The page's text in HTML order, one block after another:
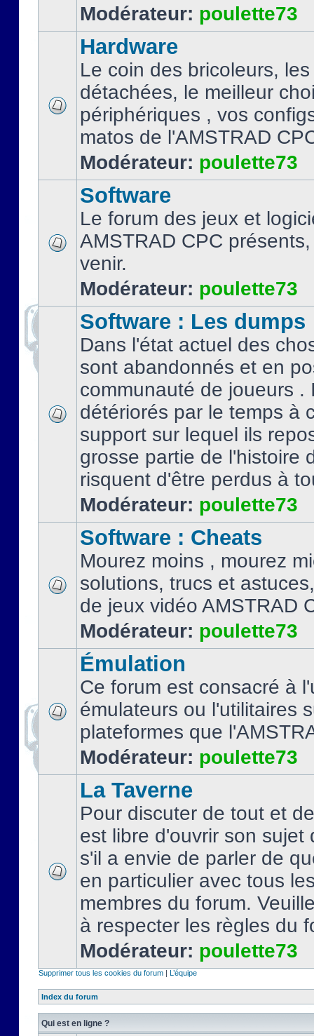
Modérateur: poulette73
Hardware
Le coin des bricoleurs,
détachées, le meilleur
périphériques , vos
matos de l'AMSTRAD
Modérateur: poulette73
Software
Le forum des jeux et
AMSTRAD CPC
venir.
Modérateur: poulette73
Software : Les dumps
Dans l'état actuel des
sont abandonnés et en
communauté de joueurs .
détériorés par le temps à
support sur lequel ils
grosse partie de l'histoire
risquent d'être perdus à
Modérateur: poulette73
Software : Cheats
Mourez moins , mourez
solutions, trucs et
de jeux vidéo AMSTRAD
Modérateur: poulette73
Émulation
Ce forum est consacré à
émulateurs ou l'utilitaires
plateformes que
Modérateur: poulette73
La Taverne
Pour discuter de tout et
est libre d'ouvrir son sujet
s'il a envie de parler de
en particulier avec tous
membres du forum.
à respecter les règles du
Modérateur: poulette73
Supprimer tous les cookies du forum | L’équipe
Index du forum
Qui est en ligne ?